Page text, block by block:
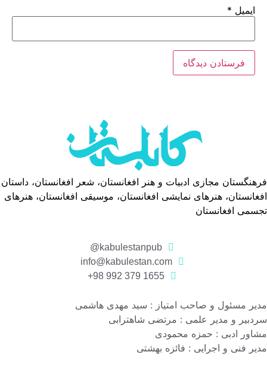
ایمیل *
فرهنگستان مجازی ادبیات و هنر افغانستان، شعر افغانستان، داستان
افغانستان، هنرهای نمایشی افغانستان، موسیقی افغانستان، هنرهای
تجسمی افغانستان
kabulestanpub@
info@kabulestan.com
1655 379 992 98+
مدیر مسئول و صاحب امتیاز : سید مهدی هاشمی
سردبیر و مدیر علمی : مرتضی شاهترابی
مشاور ادبی : حمزه محمودی
مدیر فنی و اجرایی : فائزه بهشتی